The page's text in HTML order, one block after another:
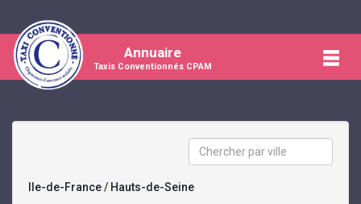
Annuaire
Taxis Conventionnés CPAM
Ile-de-France/ Hauts-de-Seine